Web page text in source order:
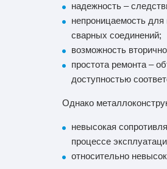
надежность –
непроницаемость для
сварных соединений;
возможность
простота ремонта –
доступностью
Однако
невысокая
процессе
относительно